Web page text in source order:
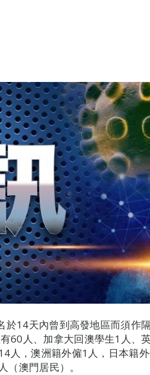
於14天內曾到高發地區而須作隔
60人、加拿大回澳學生1人、
人，澳洲籍外僱1人，日本籍
澳門居民）。